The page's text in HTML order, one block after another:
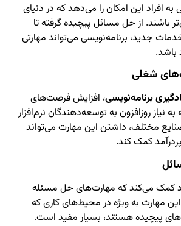
به افراد این امکان را می‌دهد که در دنیای
باشند. از حل مسائل پیچیده گرفته تا
جدید، برنامه‌نویسی می‌تواند مهارتی
باشد.
برنامه‌نویسی، افزایش فرصت‌های
نیاز روزافزون به توسعه‌دهندگان نرم‌افزار
مختلف، داشتن این مهارت می‌تواند
کمک کند.
کمک می‌کند که مهارت‌های حل مسئله
مهارت به ویژه در محیط‌های کاری که
پیچیده هستند، بسیار مفید است.